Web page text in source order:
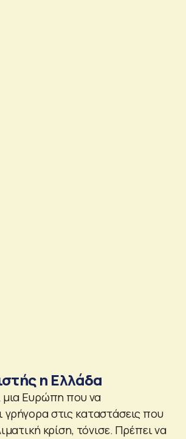
η Ελλάδα
μια Ευρώπη που να
στις καταστάσεις που
κρίση, τόνισε. Πρέπει να